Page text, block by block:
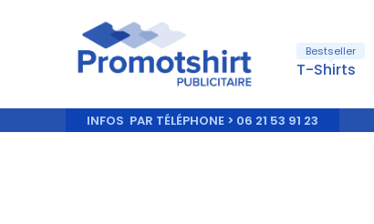
T-Shirts
Bestseller
INFOS PAR TÉLÉPHONE > 06 21 53 91 23